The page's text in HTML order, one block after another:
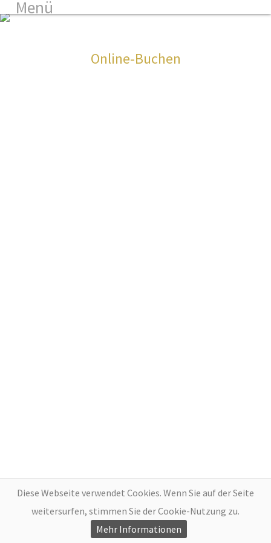
Diese Webseite verwendet Cookies. Wenn Sie auf der Seite
weitersurfen, stimmen Sie der Cookie-Nutzung zu.
Mehr Informationen
Menü
Online-Buchen